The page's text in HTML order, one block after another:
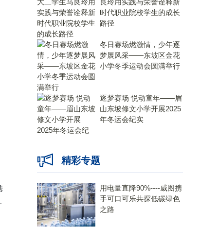
良玲用实践与荣誉诠释新
时代职业院校学生的成长
路径
冬日赛场燃激情，少年逐
梦展风采——东坡区金花
小学冬季运动会圆满举行
逐梦赛场 悦动童年——眉
山东坡修文小学开展2025
年冬运会纪实
精彩专题
用电量直降90%----威图携
手可口可乐共探低碳绿色
之路